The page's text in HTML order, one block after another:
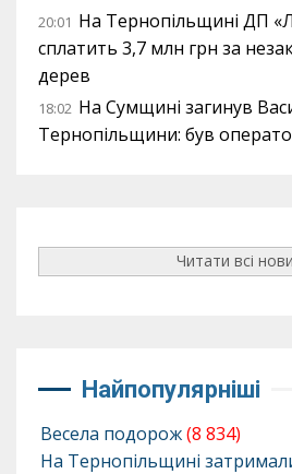
20:01 На Тернопільщині ДП
сплатить 3,7 млн грн за
дерев
18:02 На Сумщині загинув
Тернопільщини: був
Читати всі
Найпопулярніші
Весела подорож(8 834)
На Тернопільщині